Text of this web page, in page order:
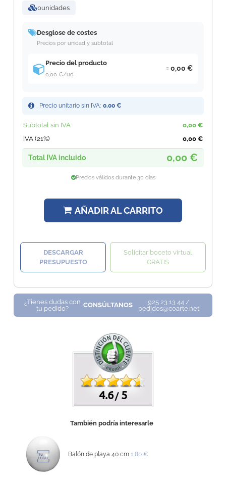
0unidades
Desglose de costes
Precios por unidad y subtotal
Precio del producto
0,00 €/ud
0,00 €
Precio unitario sin IVA: 0,00 €
Subtotal sin IVA
0,00 €
IVA (21%)
0,00 €
Total IVA incluido 0,00 €
Precios válidos durante 30 días
AÑADIR AL CARRITO
DESCARGAR
PRESUPUESTO
Solicitar boceto virtual
GRATIS
¿Tienes dudas con
tu pedido?
CONSÚLTANOS
925 23 13 44 /
pedidos@coarte.net
4.6 /5
También podría interesarle
Balón de playa 40 cm 1,80 €